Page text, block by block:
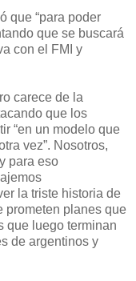
que “para poder
que se buscará
con el FMI y
carece de la
que los
“en un modelo que
vez”. Nosotros,
para eso
la triste historia de
prometen planes que
que luego terminan
de argentinos y